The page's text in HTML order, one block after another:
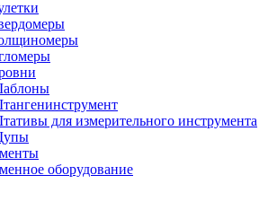
для измерительного инструмента
оборудование